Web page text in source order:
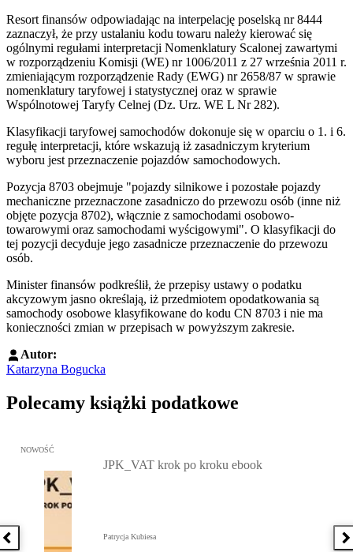
Resort finansów odpowiadając na interpelację poselską nr 8444
zaznaczył, że przy ustalaniu kodu towaru należy kierować się
ogólnymi regułami interpretacji Nomenklatury Scalonej zawartymi
w rozporządzeniu Komisji (WE) nr 1006/2011 z 27 września 2011 r.
zmieniającym rozporządzenie Rady (EWG) nr 2658/87 w sprawie
nomenklatury taryfowej i statystycznej oraz w sprawie
Wspólnotowej Taryfy Celnej (Dz. Urz. WE L Nr 282).
Klasyfikacji taryfowej samochodów dokonuje się w oparciu o 1. i 6.
regułę interpretacji, które wskazują iż zasadniczym kryterium
wyboru jest przeznaczenie pojazdów samochodowych.
Pozycja 8703 obejmuje "pojazdy silnikowe i pozostałe pojazdy
mechaniczne przeznaczone zasadniczo do przewozu osób (inne niż
objęte pozycja 8702), włącznie z samochodami osobowo-
towarowymi oraz samochodami wyścigowymi". O klasyfikacji do
tej pozycji decyduje jego zasadnicze przeznaczenie do przewozu
osób.
Minister finansów podkreślił, że przepisy ustawy o podatku
akcyzowym jasno określają, iż przedmiotem opodatkowania są
samochody osobowe klasyfikowane do kodu CN 8703 i nie ma
konieczności zmian w przepisach w powyższym zakresie.
Autor:
Katarzyna Bogucka
Polecamy książki podatkowe
Poprzednia książka
Przejdź do: JPK_VAT krok po kroku ebook, Patrycja Kubiesa -
NOWOŚĆ
JPK_VAT krok po kroku ebook
Patrycja Kubiesa